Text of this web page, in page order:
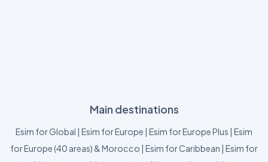
Main destinations
Esim for Global | Esim for Europe | Esim for Europe Plus | Esim
for Europe (40 areas) & Morocco | Esim for Caribbean | Esim for